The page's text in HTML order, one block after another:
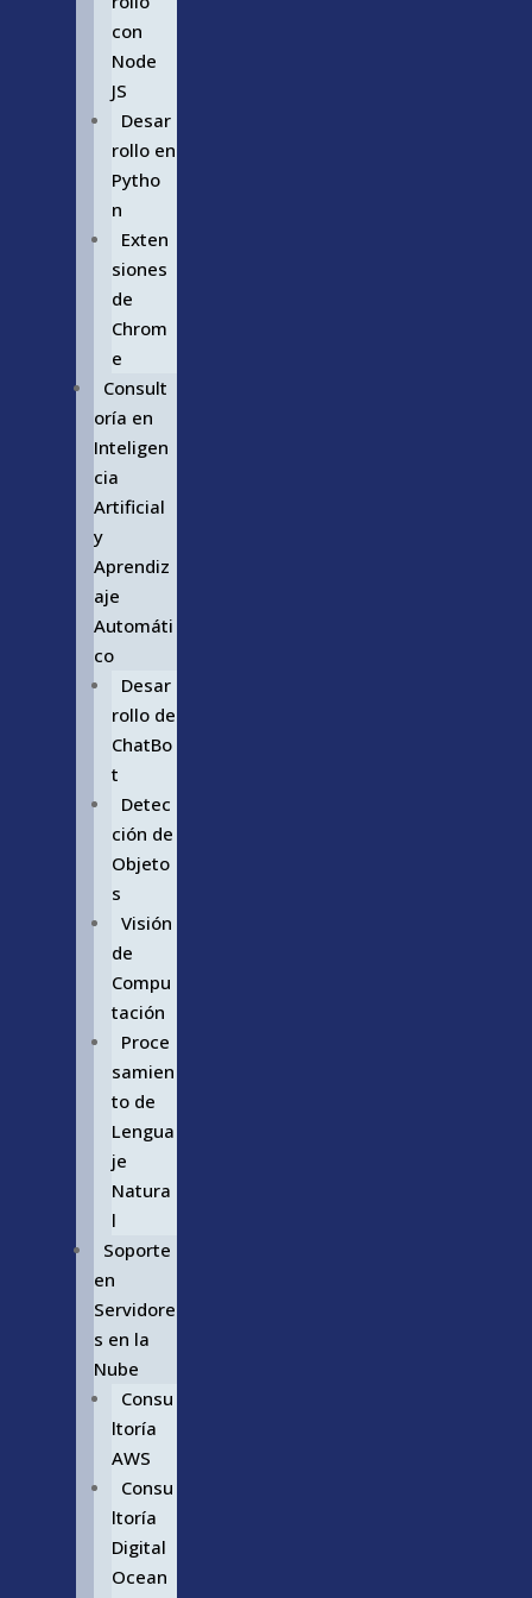
con
Node
JS
Desar
rollo en
Pytho
n
Exten
siones
de
Chrom
e
Consult
oría en
Inteligen
cia
Artificial
y
Aprendiz
aje
Automáti
co
Desar
rollo de
ChatBo
t
Detec
ción de
Objeto
s
Visión
de
Compu
tación
Proce
samien
to de
Lengua
je
Natura
l
Soporte
en
Servidore
s en la
Nube
Consu
ltoría
AWS
Consu
ltoría
Digital
Ocean